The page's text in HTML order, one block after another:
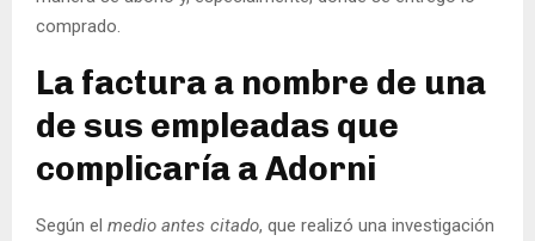
comprado.
La factura a nombre de una
de sus empleadas que
complicaría a Adorni
Según el medio antes citado, que realizó una investigación